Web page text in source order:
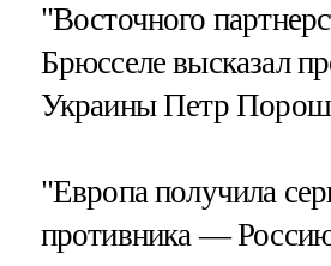
"Восточного
Брюсселе высказал
Украины Петр
"Европа получила
противника —